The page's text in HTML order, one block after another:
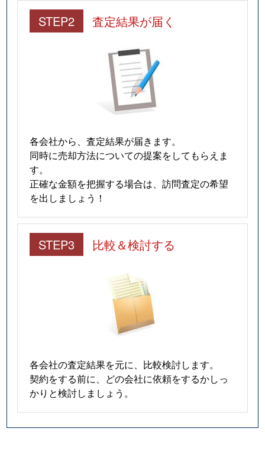
STEP2 査定結果が届く
各会社から、査定結果が届きます。
同時に売却方法についての提案をしてもらえま
す。
正確な金額を把握する場合は、訪問査定の希望
を出しましょう！
STEP3 比較＆検討する
各会社の査定結果を元に、比較検討します。
契約をする前に、どの会社に依頼をするかしっ
かりと検討しましょう。